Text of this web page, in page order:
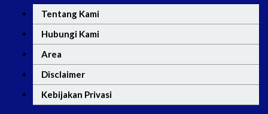
Tentang Kami
Hubungi Kami
Area
Disclaimer
Kebijakan Privasi